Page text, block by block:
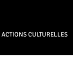
ACTIONS CULTURELLES